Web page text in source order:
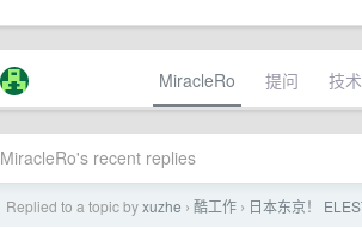
MiracleRo 提问 技
MiracleRo's recent replies
Replied to a topic byxuzhe › 酷工作 › 日本东京！